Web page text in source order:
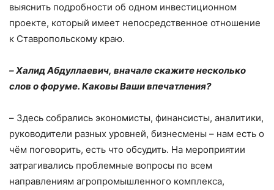
выяснить подробности об одном инвестиционном
проекте, который имеет непосредственное отношение
к Ставропольскому краю.
–Халид Абдуллаевич, вначале скажите несколько
слов о форуме. Каковы Ваши впечатления?
– Здесь собрались экономисты, финансисты, аналитики,
руководители разных уровней, бизнесмены – нам есть о
чём поговорить, есть что обсудить. На мероприятии
затрагивались проблемные вопросы по всем
направлениям агропромышленного комплекса,